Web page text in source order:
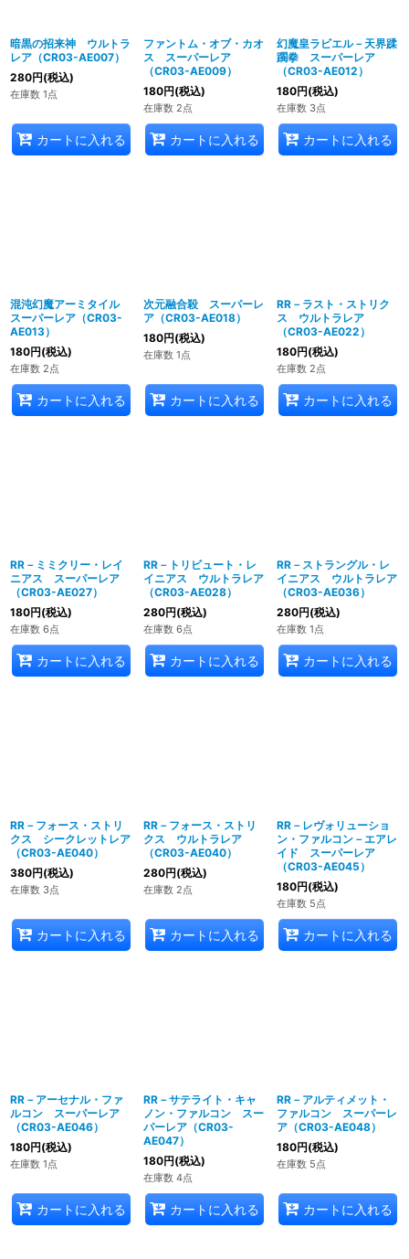
暗黒の招来神 ウルトラ
レア（CR03-AE007）
280円(税込)
在庫数 1点
カートに入れる
ファントム・オブ・カオ
ス スーパーレア
（CR03-AE009）
180円(税込)
在庫数 2点
カートに入れる
幻魔皇ラビエル－天界蹂
躙拳 スーパーレア
（CR03-AE012）
180円(税込)
在庫数 3点
カートに入れる
混沌幻魔アーミタイル
スーパーレア（CR03-
AE013）
180円(税込)
在庫数 2点
カートに入れる
次元融合殺 スーパーレ
ア（CR03-AE018）
180円(税込)
在庫数 1点
カートに入れる
RR－ラスト・ストリク
ス ウルトラレア
（CR03-AE022）
180円(税込)
在庫数 2点
カートに入れる
RR－ミミクリー・レイ
ニアス スーパーレア
（CR03-AE027）
180円(税込)
在庫数 6点
カートに入れる
RR－トリビュート・レ
イニアス ウルトラレア
（CR03-AE028）
280円(税込)
在庫数 6点
カートに入れる
RR－ストラングル・レ
イニアス ウルトラレア
（CR03-AE036）
280円(税込)
在庫数 1点
カートに入れる
RR－フォース・ストリ
クス シークレットレア
（CR03-AE040）
380円(税込)
在庫数 3点
カートに入れる
RR－フォース・ストリ
クス ウルトラレア
（CR03-AE040）
280円(税込)
在庫数 2点
カートに入れる
RR－レヴォリューショ
ン・ファルコン－エアレ
イド スーパーレア
（CR03-AE045）
180円(税込)
在庫数 5点
カートに入れる
RR－アーセナル・ファ
ルコン スーパーレア
（CR03-AE046）
180円(税込)
在庫数 1点
カートに入れる
RR－サテライト・キャ
ノン・ファルコン スー
パーレア（CR03-
AE047）
180円(税込)
在庫数 4点
カートに入れる
RR－アルティメット・
ファルコン スーパーレ
ア（CR03-AE048）
180円(税込)
在庫数 5点
カートに入れる